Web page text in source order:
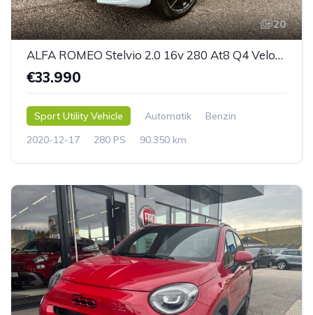
20
ALFA ROMEO Stelvio 2.0 16v 280 At8 Q4 Veloce, Panoramadach
€33.990
Sport Utility Vehicle Automatik
Benzin
2020-12-17
280 PS 90.350 km